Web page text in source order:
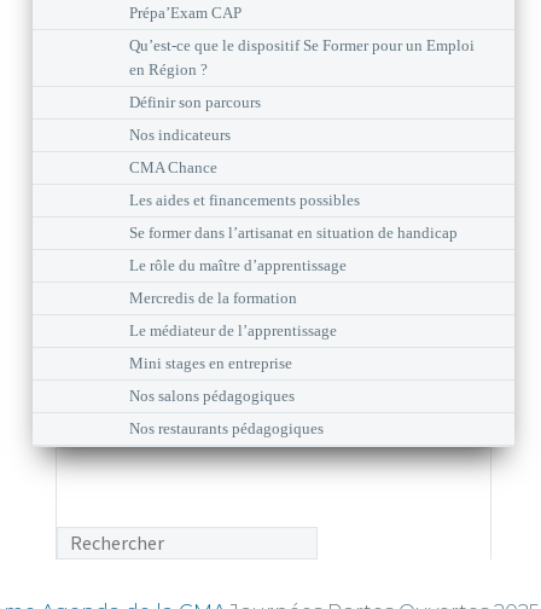
Prépa’Exam CAP
Qu’est-ce que le dispositif Se Former pour un Emploi
en Région ?
Définir son parcours
Nos indicateurs
CMA Chance
Les aides et financements possibles
Se former dans l’artisanat en situation de handicap
Le rôle du maître d’apprentissage
Mercredis de la formation
Le médiateur de l’apprentissage
Mini stages en entreprise
Nos salons pédagogiques
Nos restaurants pédagogiques